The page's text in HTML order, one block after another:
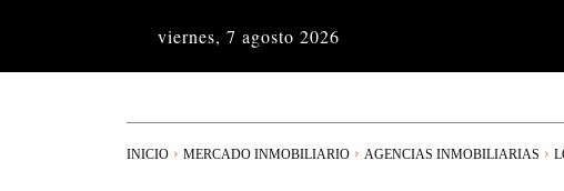
viernes, 7 agosto 2026
INICIO MERCADO INMOBILIARIO AGENCIAS INMOBILIARIAS